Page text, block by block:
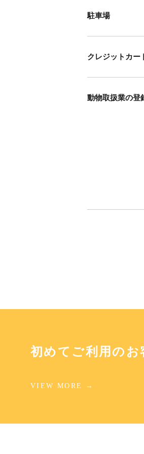
駐車場
クレジットカー
動物取扱業の登
初めてご利用のお